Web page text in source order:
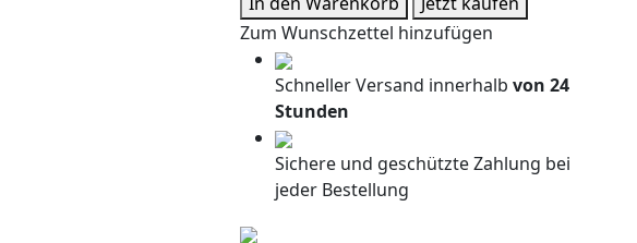
Frontscheibe
Tesla
Sensor+Kam+VIN
Menge
Zum Wunschzettel hinzufügen
Schneller Versand innerhalb von 24
Stunden
Sichere und geschützte Zahlung bei
jeder Bestellung